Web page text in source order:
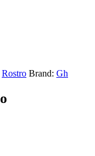
Rostro Brand: Gh